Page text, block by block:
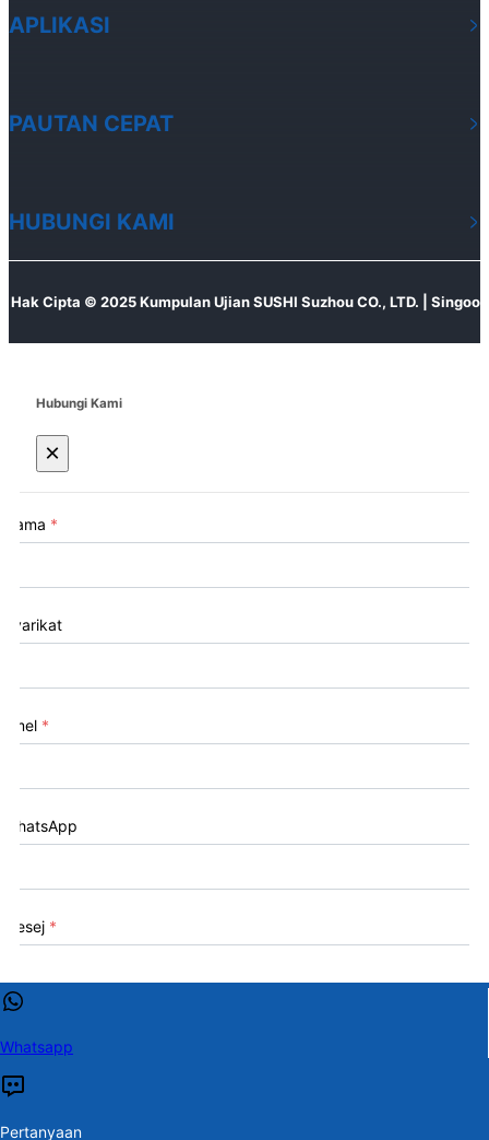
APLIKASI
PAUTAN CEPAT
HUBUNGI KAMI
Hak Cipta © 2025 Kumpulan Ujian SUSHI Suzhou CO., LTD. | Singoo
Hubungi Kami
×
Nama *
Syarikat
Emel *
WhatsApp
Mesej *
Whatsapp
Pertanyaan